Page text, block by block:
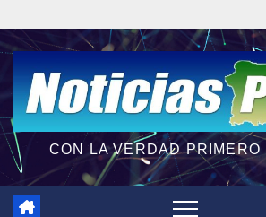
CON LA VERDAD PRIMERO